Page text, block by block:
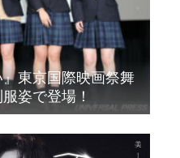
東京国際映画祭舞
姿で登場！